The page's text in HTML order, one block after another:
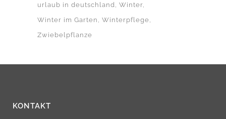
urlaub in deutschland
Winter
Winter im Garten
Winterpflege
Zwiebelpflanze
KONTAKT